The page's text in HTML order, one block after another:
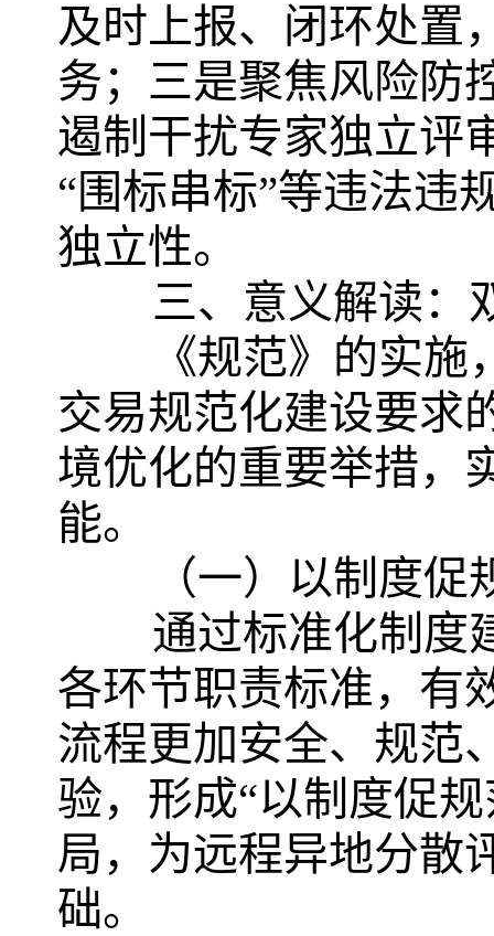
及时上报、闭环处置
务；三是聚焦风险防
遏制干扰专家独立评
“围标串标”等违法违
独立性。
三、意义解读：
《规范》的实
交易规范化建设要求
境优化的重要举措，
能。
（一）以制度
通过标准化制度
各环节职责标准，有
流程更加安全、规范
验，形成“以制度促
局，为远程异地分散
础。